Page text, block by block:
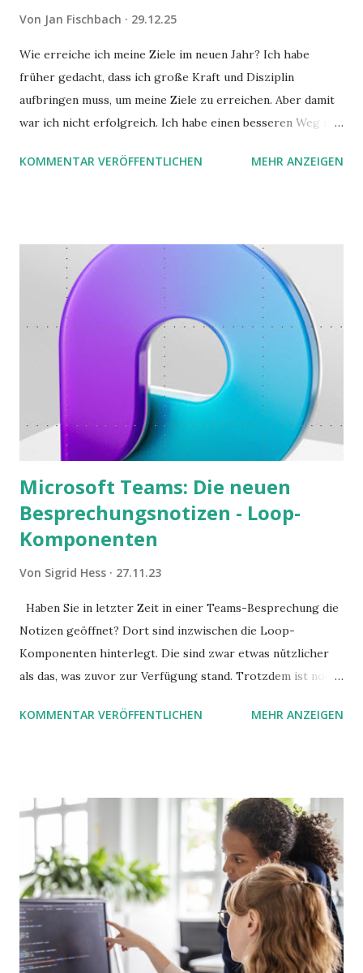
Von Jan Fischbach 29.12.25
Wie erreiche ich meine Ziele im neuen Jahr? Ich habe
früher gedacht, dass ich große Kraft und Disziplin
aufbringen muss, um meine Ziele zu erreichen. Aber damit
war ich nicht erfolgreich. Ich habe einen besseren Weg in
möchte. Darin habe ich zwei gute Begründungen gefunden,
KOMMENTAR VERÖFFENTLICHEN MEHR ANZEIGEN
Microsoft Teams: Die neuen
Besprechungsnotizen - Loop-
Komponenten
Von Sigrid Hess 27.11.23
Haben Sie in letzter Zeit in einer Teams-Besprechung die
Notizen geöffnet? Dort sind inzwischen die Loop-
Komponenten hinterlegt. Die sind zwar etwas nützlicher
als das, was zuvor zur Verfügung stand. Trotzdem ist noch
Stolperfallen. Hier ein erster, kritischer Blick auf das was
KOMMENTAR VERÖFFENTLICHEN MEHR ANZEIGEN